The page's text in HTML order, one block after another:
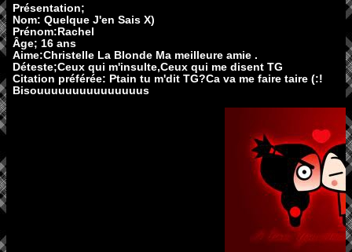
Présentation;
Nom: Quelque J'en Sais X)
Prénom:Rachel
Âge; 16 ans
Aime:Christelle La Blonde Ma meilleure amie .
Déteste;Ceux qui m'insulte,Ceux qui me disent TG
Citation préférée: Ptain tu m'dit TG?Ca va me faire taire (:!
Bisouuuuuuuuuuuuuuus